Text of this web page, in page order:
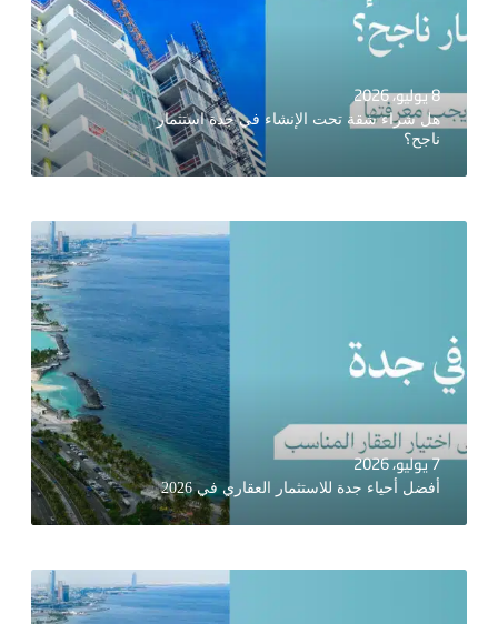
8 يوليو، 2026
هل شراء شقة تحت الإنشاء في جدة استثمار
ناجح؟
7 يوليو، 2026
أفضل أحياء جدة للاستثمار العقاري في 2026